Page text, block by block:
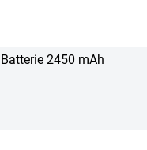
Batterie 2450 mAh